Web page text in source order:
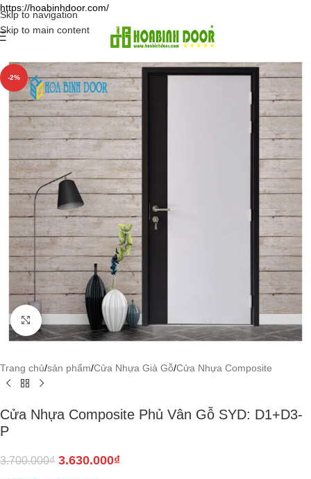
https://hoabinhdoor.com/
Skip to navigation
Skip to main content
-2%
Click to enlarge
Trang chủ/sản phẩm/Cửa Nhựa Giả Gỗ/Cửa Nhựa Composite
Cửa Nhựa Composite Phủ Vân Gỗ SYD: D1+D3-
P
3.700.000₫ 3.630.000₫